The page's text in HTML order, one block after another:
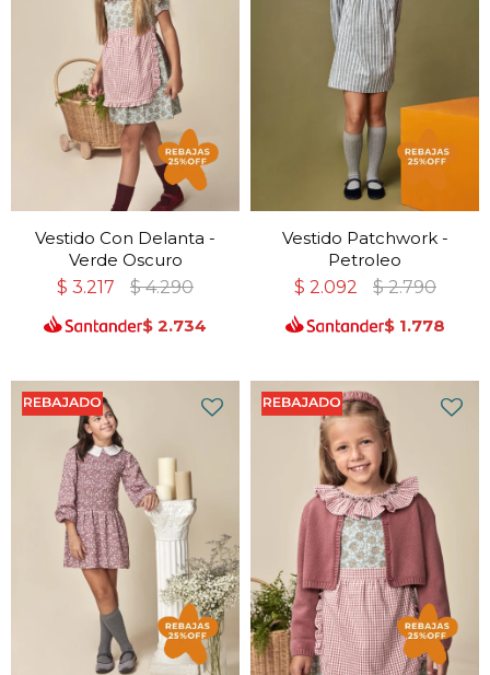
Vestido Con Delanta -
Verde Oscuro
$ 3.217 $ 4.290
$ 2.734
Vestido Patchwork -
Petroleo
$ 2.092 $ 2.790
$ 1.778